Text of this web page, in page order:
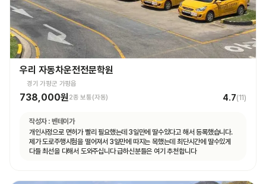
우리 자동차운전전문학원
경기 가평군 가평읍
738,000원2종 보통(자동) 4.7(11)
작성자 : 벤테이가
개인사정으로 면허가 빨리 필요했는데 3일만에 딸수있다고 해서 등록했습니다.
제가 도로주행시험을 떨어져서 3일만에 따지는 목했는데 최단시간에 딸수있게
다들 최선을 다해서 도와주십니다 급하신분들은 여기 추천합니다